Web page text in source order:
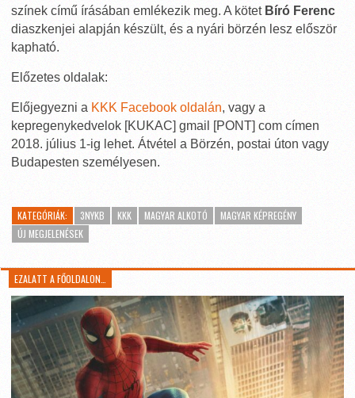
színek című írásában emlékezik meg. A kötet Bíró Ferenc
diaszkenjei alapján készült, és a nyári börzén lesz először
kapható.
Előzetes oldalak:
Előjegyezni a KKK Facebook oldalán, vagy a
kepregenykedvelok [KUKAC] gmail [PONT] com címen
2018. július 1-ig lehet. Átvétel a Börzén, postai úton vagy
Budapesten személyesen.
KATEGÓRIÁK: 3NYKB KKK MAGYAR ALKOTÓ
MAGYAR KÉPREGÉNY
ÚJ MEGJELENÉSEK
EZALATT A FŐOLDALON…